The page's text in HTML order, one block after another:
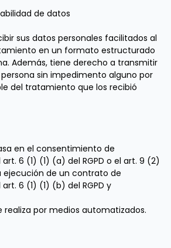
de datos
sus datos personales facilitados al
en un formato estructurado
Además, tiene derecho a transmitir
sin impedimento alguno por
del tratamiento que los recibió
en el consentimiento de
6 (1) (1) (a) del RGPD o el art. 9 (2)
ejecución de un contrato de
6 (1) (1) (b) del RGPD y
realiza por medios automatizados.